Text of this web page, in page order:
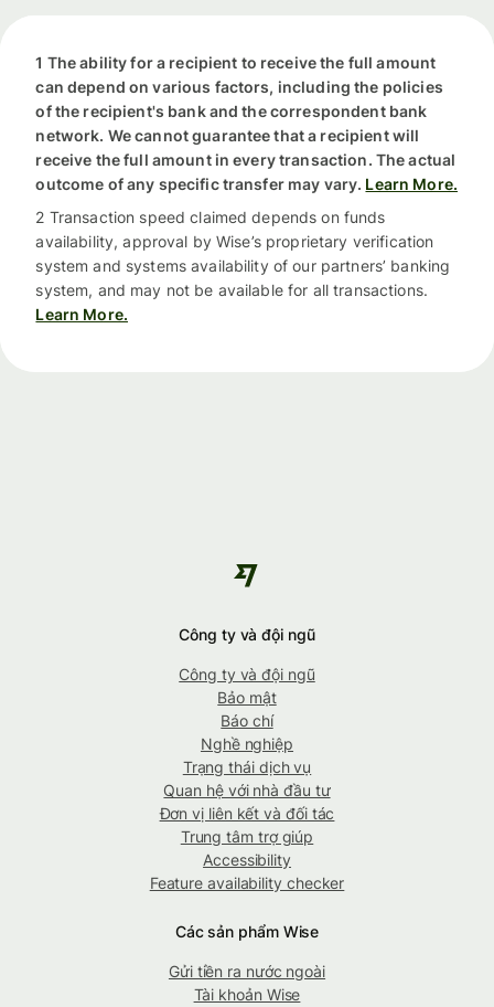
1 The ability for a recipient to receive the full amount
can depend on various factors, including the policies
of the recipient's bank and the correspondent bank
network. We cannot guarantee that a recipient will
receive the full amount in every transaction. The actual
outcome of any specific transfer may vary. Learn More.
2 Transaction speed claimed depends on funds
availability, approval by Wise’s proprietary verification
system and systems availability of our partners’ banking
system, and may not be available for all transactions.
Learn More.
Công ty và đội ngũ
Công ty và đội ngũ
Bảo mật
Báo chí
Nghề nghiệp
Trạng thái dịch vụ
Quan hệ với nhà đầu tư
Đơn vị liên kết và đối tác
Trung tâm trợ giúp
Accessibility
Feature availability checker
Các sản phẩm Wise
Gửi tiền ra nước ngoài
Tài khoản Wise